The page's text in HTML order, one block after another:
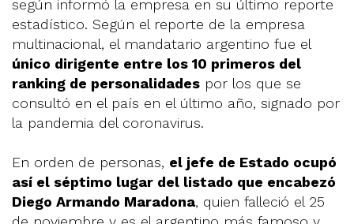
según informó la empresa en su último reporte
estadístico. Según el reporte de la empresa
multinacional, el mandatario argentino fue el
único dirigente entre los 10 primeros del
ranking de personalidades por los que se
consultó en el país en el último año, signado por
la pandemia del coronavirus.
En orden de personas, el jefe de Estado ocupó
así el séptimo lugar del listado que encabezó
Diego Armando Maradona, quien falleció el 25